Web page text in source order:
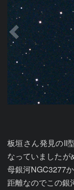
板垣さん発見のII
なっていましたが
母銀河NGC3277
距離なのでこの銀